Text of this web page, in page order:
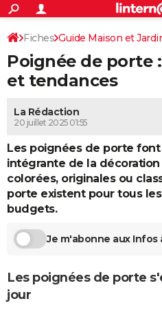
ACTUALITÉS
Politique
Société
Faits Divers
Education
Monde
Villes
+
SPORT
Coupe du monde 2026
Football
Tennis
Cyclisme
Rugby
Forum
CULTURE
Retraite
Impôts
Epargne
Immobilier
Risques naturels par ville
Banque
Assurance
Crédit
AUTO
Essais
Réserver un essai
Citadines
Berlines
SUV
Forum auto
+HIGH-TECH
Mobiles
Meilleur smartphone
Internet
Ordinateurs
Jeux vidéo
Guide high-tech
+
BRICOLAGE
Forum
Aménagement intérieur
Extérieur
Cuisine
Salle de bains
Jardinage
Rangement
WEEK-END
Guides de France
Escapades
Patrimoine
Expositions
Musées
Week-end nature
+LIFESTYLE
Alimentation
Guide de la santé
Maladies
Médicaments
Sommeil
+ VOYAGE
Fiches Guide Maison et
Menuiserie / Fermetures Portes
Poignée de porte
et tendances
La Rédaction
20 juillet 2025 01:55
Les poignées de porte
intégrante de la
colorées, originales ou
porte existent pour tous
budgets.
Je m'abonne aux Infos
Les poignées de porte
jour